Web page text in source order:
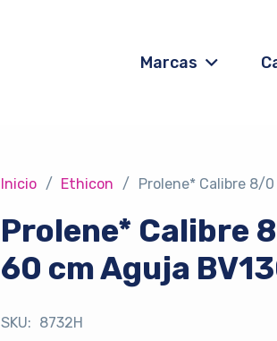
Marcas
Inicio / Ethicon / Prolene* Calibre 8/
Prolene* Calibre
60 cm Aguja
SKU: 8732H